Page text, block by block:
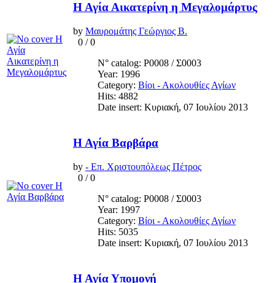
Η Αγία Αικατερίνη η Μεγαλομάρτυς
by Μαυρομάτης Γεώργιος Β.
0 /0
N° catalog: Ρ0008 / Σ0003
Year: 1996
Category: Βίοι - Ακολουθίες Αγίων
Hits: 4882
Date insert: Κυριακή, 07 Ιουλίου 2013
Η Αγία Βαρβάρα
by - Επ. Χριστουπόλεως Πέτρος
0 /0
N° catalog: Ρ0008 / Σ0003
Year: 1997
Category: Βίοι - Ακολουθίες Αγίων
Hits: 5035
Date insert: Κυριακή, 07 Ιουλίου 2013
Η Αγία Υπομονή